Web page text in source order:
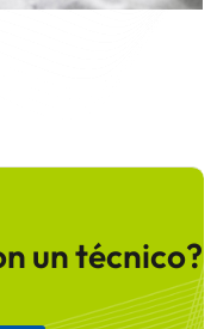
un técnico?